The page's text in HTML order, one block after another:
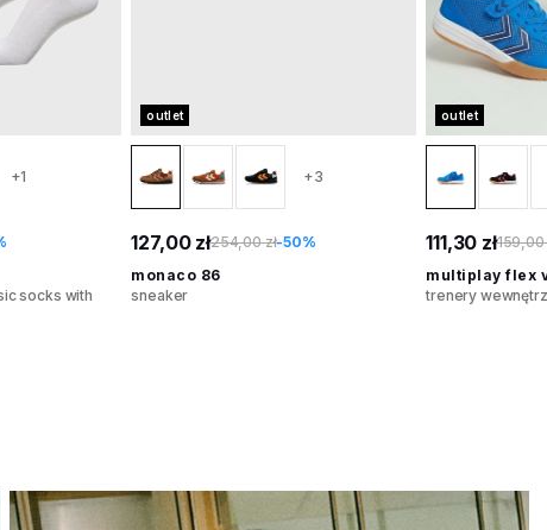
+1
socks with
outlet
+3
127,00 zł254,00 zł-50%
monaco 86
sneaker
outlet
111,30 zł159,00
multiplay flex
trenery